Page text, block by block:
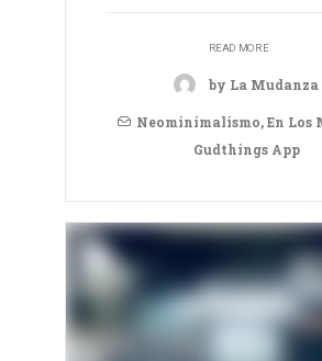
READ MORE
by La Mudanza
Neominimalismo,En Los
Gudthings App